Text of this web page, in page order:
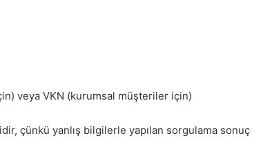
veya VKN (kurumsal müşteriler için)
çünkü yanlış bilgilerle yapılan sorgulama sonuç